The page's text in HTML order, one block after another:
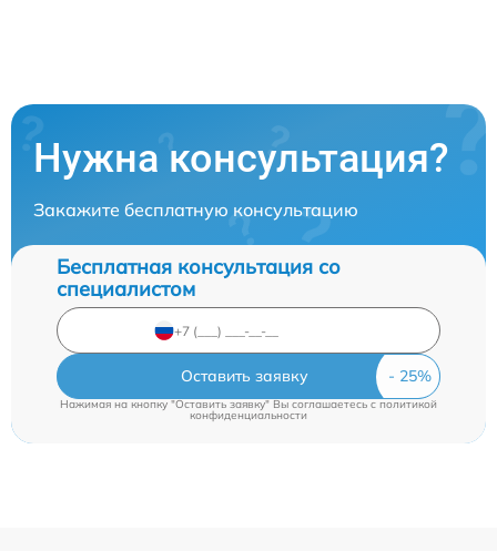
Нужна консультация?
Закажите бесплатную консультацию
Бесплатная консультация со
специалистом
Оставить заявку
Нажимая на кнопку "Оставить заявку" Вы соглашаетесь cполитикой
конфиденциальности